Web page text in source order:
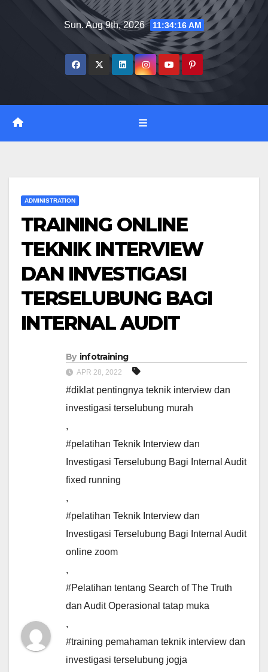
Sun. Aug 9th, 2026 11:34:17 AM
ADMINISTRATION
TRAINING ONLINE
TEKNIK INTERVIEW
DAN INVESTIGASI
TERSELUBUNG BAGI
INTERNAL AUDIT
By infotraining
APR 28, 2022
#diklat pentingnya teknik interview dan
investigasi terselubung murah
,
#pelatihan Teknik Interview dan
Investigasi Terselubung Bagi Internal Audit
fixed running
,
#pelatihan Teknik Interview dan
Investigasi Terselubung Bagi Internal Audit
online zoom
,
#Pelatihan tentang Search of The Truth
dan Audit Operasional tatap muka
,
#training pemahaman teknik interview dan
investigasi terselubung jogja